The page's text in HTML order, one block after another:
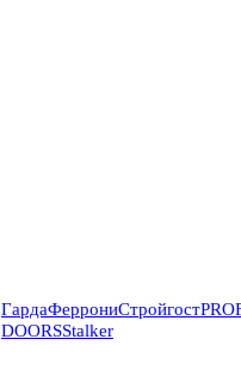
ГардаФеррониСтройгост
DOORSStalker